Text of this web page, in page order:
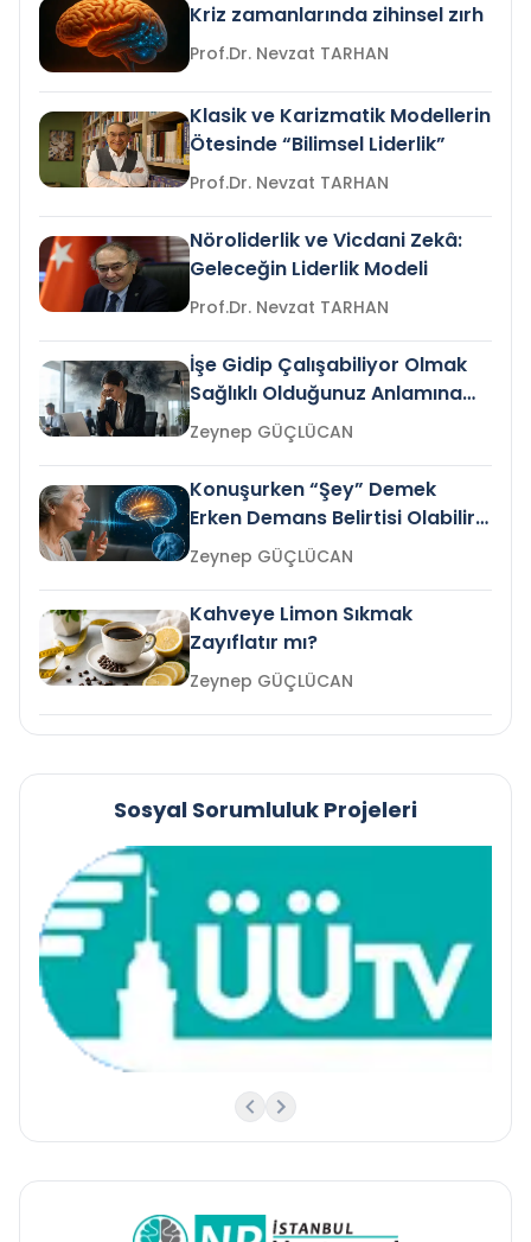
Kriz zamanlarında zihinsel zırh
Prof.Dr. Nevzat TARHAN
Klasik ve Karizmatik Modellerin
Ötesinde “Bilimsel Liderlik”
Prof.Dr. Nevzat TARHAN
Nöroliderlik ve Vicdani Zekâ:
Geleceğin Liderlik Modeli
Prof.Dr. Nevzat TARHAN
İşe Gidip Çalışabiliyor Olmak
Sağlıklı Olduğunuz Anlamına
Gelir mi?Zeynep GÜÇLÜCAN
Konuşurken “Şey” Demek
Erken Demans Belirtisi Olabilir
mi?
Zeynep GÜÇLÜCAN
Kahveye Limon Sıkmak
Zayıflatır mı?
Zeynep GÜÇLÜCAN
Sosyal Sorumluluk Projeleri